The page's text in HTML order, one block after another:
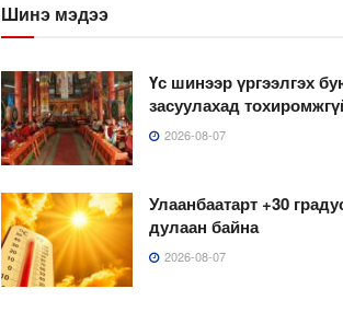
Шинэ мэдээ
Үс шинээр үргээлгэх
засуулахад
2026-08-07
Улаанбаатарт +30
дулаан байна
2026-08-07